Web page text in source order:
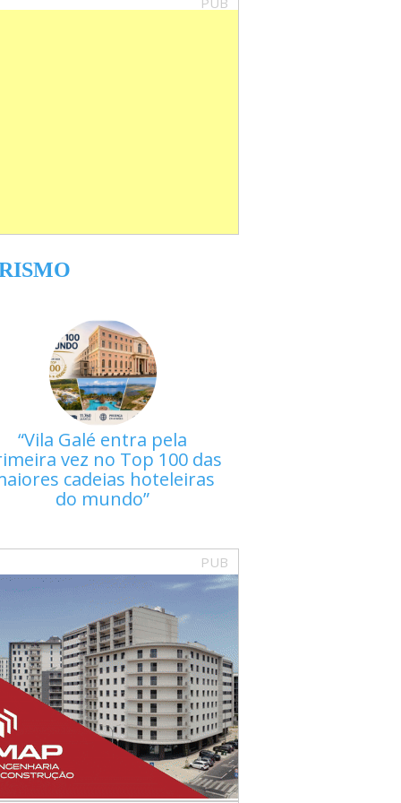
Vila Galé entra pela
vez no Top 100 das
cadeias hoteleiras
do mundo
PUB